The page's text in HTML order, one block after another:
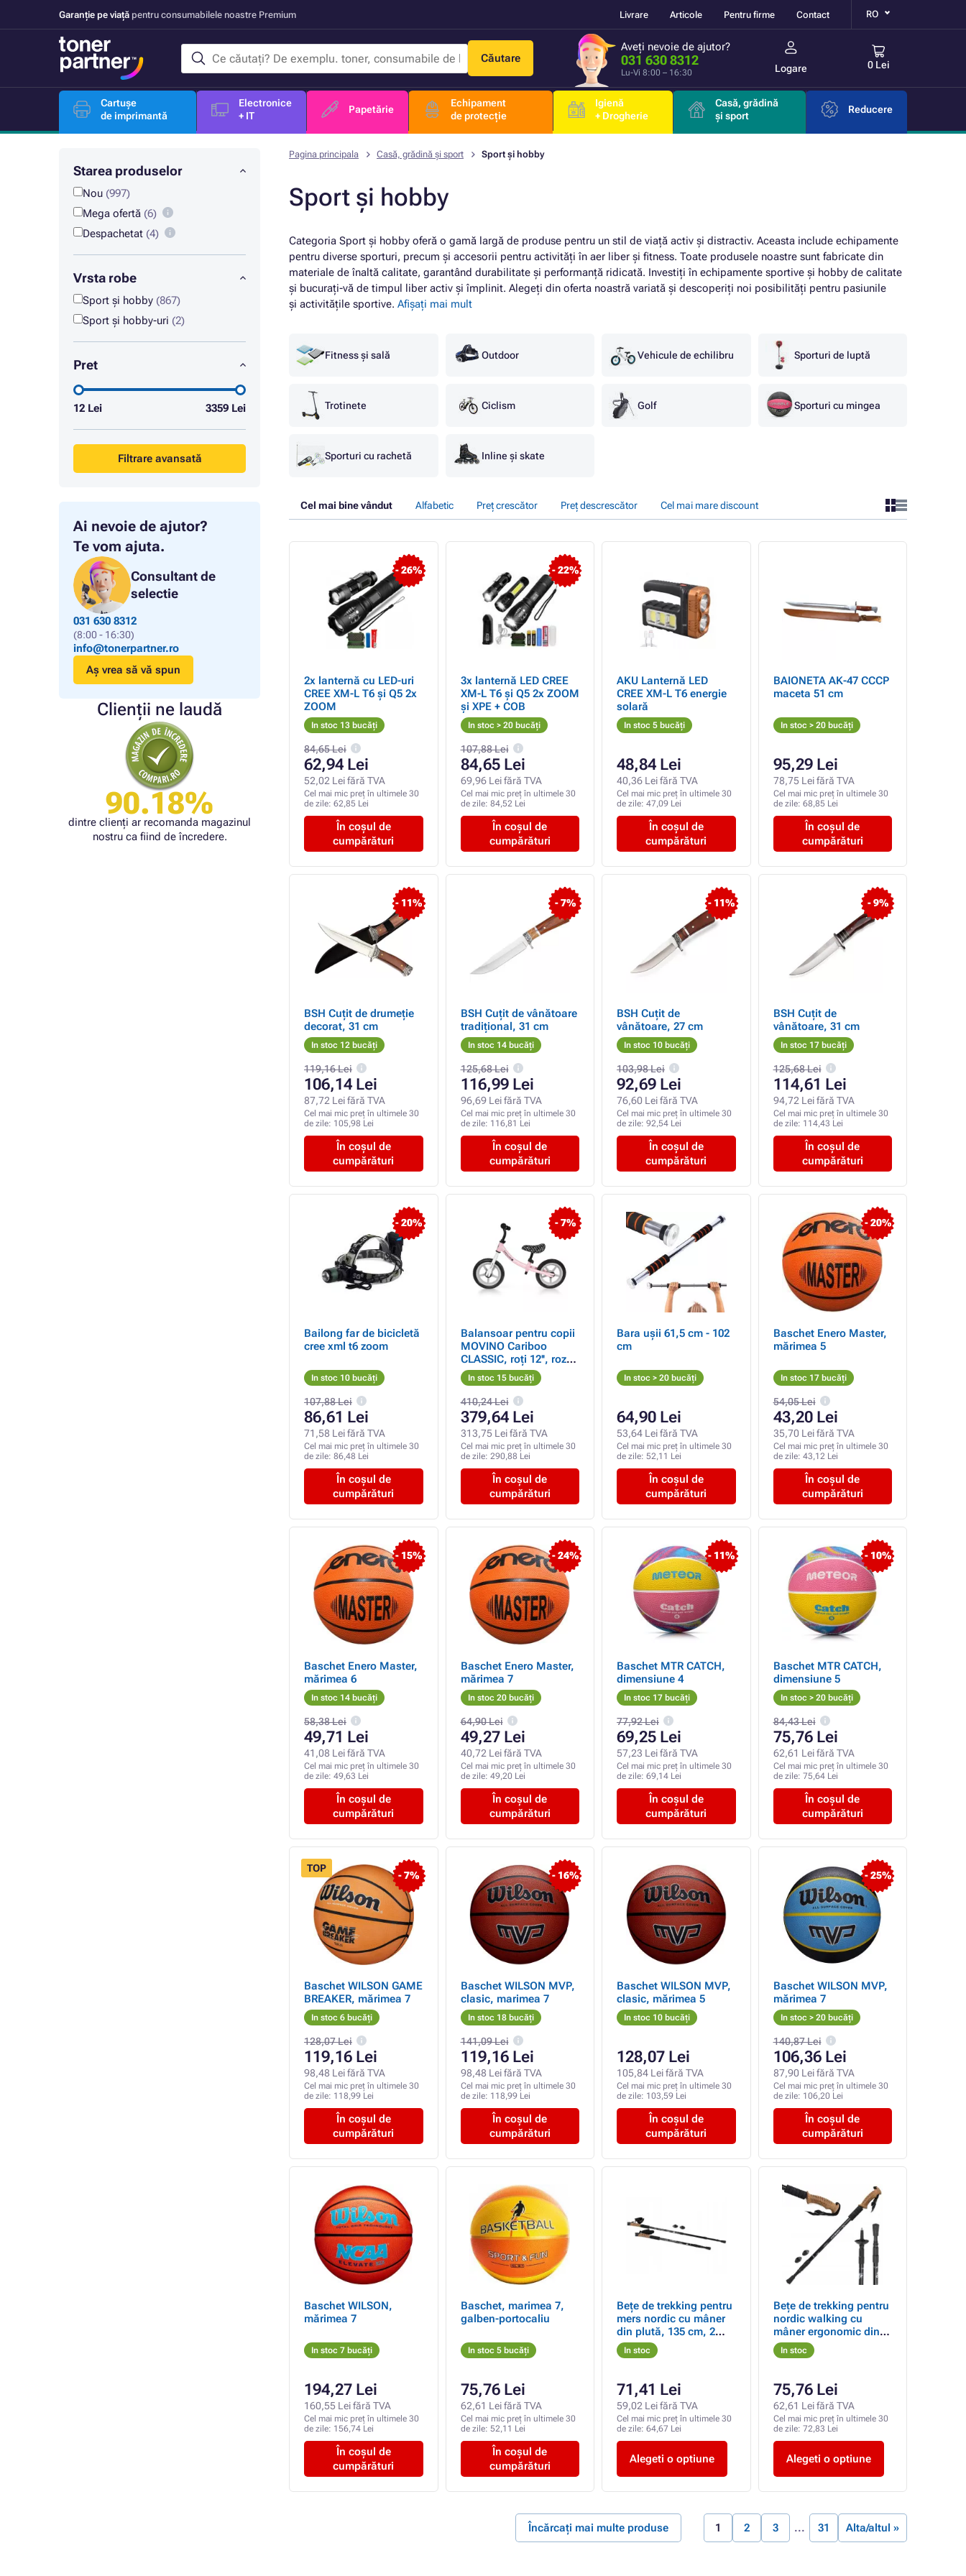
Garanție pe viață pentru consumabilele noastre Premium Livrare Articole Pentru firme Contact RO
Căutare
Aveți nevoie de ajutor?
031 630 8312
Lu-Vi 8:00 – 16:30 Logare 0 Lei
Cartușe
de imprimantă
Electronice
+ IT
Papetărie
Echipament
de protecție
Igienă
+ Drogherie
Casă, grădină
și sport
Reducere
Starea produselor
Nou (997)
Mega ofertă (6)
Despachetat (4)
Vrsta robe
Sport și hobby (867)
Sport și hobby-uri (2)
Pret
12 Lei 3359 Lei
Filtrare avansată
Ai nevoie de ajutor?
Te vom ajuta.
Consultant de
selectie
031 630 8312
(8:00 - 16:30)
info@tonerpartner.ro
Aș vrea să vă spun
Clienții ne laudă
90.18%
dintre clienți ar recomanda magazinul
nostru ca fiind de încredere.
Pagina principala Casă, grădină și sport Sport și hobby
Sport și hobby
Categoria Sport și hobby oferă o gamă largă de produse pentru un stil de viață activ și distractiv. Aceasta include echipamente
pentru diverse sporturi, precum și accesorii pentru activități în aer liber și fitness. Toate produsele noastre sunt fabricate din
materiale de înaltă calitate, garantând durabilitate și performanță ridicată. Investiți în echipamente sportive și hobby de calitate
și bucurați-vă de timpul liber activ și împlinit. Alegeți din oferta noastră variată și descoperiți noi posibilități pentru pasiunile
și activitățile sportive. Afișați mai mult
Fitness și sală Outdoor Vehicule de echilibru Sporturi de luptă
Trotinete Ciclism Golf Sporturi cu mingea
Sporturi cu rachetă Inline și skate
Cel mai bine vândut Alfabetic Preț crescător Preț descrescător Cel mai mare discount
- 26%
2x lanternă cu LED-uri
CREE XM-L T6 și Q5 2x
ZOOM
In stoc 13 bucăți
84,65 Lei
62,94 Lei
52,02 Lei fără TVA
Cel mai mic preț în ultimele 30
de zile: 62,85 Lei
În coșul de
cumpărături
- 22%
3x lanternă LED CREE
XM-L T6 și Q5 2x ZOOM
și XPE + COB
In stoc > 20 bucăți
107,88 Lei
84,65 Lei
69,96 Lei fără TVA
Cel mai mic preț în ultimele 30
de zile: 84,52 Lei
În coșul de
cumpărături
AKU Lanternă LED
CREE XM-L T6 energie
solară
In stoc 5 bucăți
48,84 Lei
40,36 Lei fără TVA
Cel mai mic preț în ultimele 30
de zile: 47,09 Lei
În coșul de
cumpărături
BAIONETA AK-47 CCCP
maceta 51 cm
In stoc > 20 bucăți
95,29 Lei
78,75 Lei fără TVA
Cel mai mic preț în ultimele 30
de zile: 68,85 Lei
În coșul de
cumpărături
- 11%
BSH Cuțit de drumeție
decorat, 31 cm
In stoc 12 bucăți
119,16 Lei
106,14 Lei
87,72 Lei fără TVA
Cel mai mic preț în ultimele 30
de zile: 105,98 Lei
În coșul de
cumpărături
- 7%
BSH Cuțit de vânătoare
tradițional, 31 cm
In stoc 14 bucăți
125,68 Lei
116,99 Lei
96,69 Lei fără TVA
Cel mai mic preț în ultimele 30
de zile: 116,81 Lei
În coșul de
cumpărături
- 11%
BSH Cuțit de
vânătoare, 27 cm
In stoc 10 bucăți
103,98 Lei
92,69 Lei
76,60 Lei fără TVA
Cel mai mic preț în ultimele 30
de zile: 92,54 Lei
În coșul de
cumpărături
- 9%
BSH Cuțit de
vânătoare, 31 cm
In stoc 17 bucăți
125,68 Lei
114,61 Lei
94,72 Lei fără TVA
Cel mai mic preț în ultimele 30
de zile: 114,43 Lei
În coșul de
cumpărături
- 20%
Bailong far de bicicletă
cree xml t6 zoom
In stoc 10 bucăți
107,88 Lei
86,61 Lei
71,58 Lei fără TVA
Cel mai mic preț în ultimele 30
de zile: 86,48 Lei
În coșul de
cumpărături
- 7%
Balansoar pentru copii
MOVINO Cariboo
CLASSIC, roți 12'', roz-
griIn stoc 15 bucăți
410,24 Lei
379,64 Lei
313,75 Lei fără TVA
Cel mai mic preț în ultimele 30
de zile: 290,88 Lei
În coșul de
cumpărături
Bara ușii 61,5 cm - 102
cm
In stoc > 20 bucăți
64,90 Lei
53,64 Lei fără TVA
Cel mai mic preț în ultimele 30
de zile: 52,11 Lei
În coșul de
cumpărături
- 20%
Baschet Enero Master,
mărimea 5
In stoc 17 bucăți
54,05 Lei
43,20 Lei
35,70 Lei fără TVA
Cel mai mic preț în ultimele 30
de zile: 43,12 Lei
În coșul de
cumpărături
- 15%
Baschet Enero Master,
mărimea 6
In stoc 14 bucăți
58,38 Lei
49,71 Lei
41,08 Lei fără TVA
Cel mai mic preț în ultimele 30
de zile: 49,63 Lei
În coșul de
cumpărături
- 24%
Baschet Enero Master,
mărimea 7
In stoc 20 bucăți
64,90 Lei
49,27 Lei
40,72 Lei fără TVA
Cel mai mic preț în ultimele 30
de zile: 49,20 Lei
În coșul de
cumpărături
- 11%
Baschet MTR CATCH,
dimensiune 4
In stoc 17 bucăți
77,92 Lei
69,25 Lei
57,23 Lei fără TVA
Cel mai mic preț în ultimele 30
de zile: 69,14 Lei
În coșul de
cumpărături
- 10%
Baschet MTR CATCH,
dimensiune 5
In stoc > 20 bucăți
84,43 Lei
75,76 Lei
62,61 Lei fără TVA
Cel mai mic preț în ultimele 30
de zile: 75,64 Lei
În coșul de
cumpărături
- 7%
TOP
Baschet WILSON GAME
BREAKER, mărimea 7
In stoc 6 bucăți
128,07 Lei
119,16 Lei
98,48 Lei fără TVA
Cel mai mic preț în ultimele 30
de zile: 118,99 Lei
În coșul de
cumpărături
- 16%
Baschet WILSON MVP,
clasic, marimea 7
In stoc 18 bucăți
141,09 Lei
119,16 Lei
98,48 Lei fără TVA
Cel mai mic preț în ultimele 30
de zile: 118,99 Lei
În coșul de
cumpărături
Baschet WILSON MVP,
clasic, mărimea 5
In stoc 10 bucăți
128,07 Lei
105,84 Lei fără TVA
Cel mai mic preț în ultimele 30
de zile: 103,59 Lei
În coșul de
cumpărături
- 25%
Baschet WILSON MVP,
mărimea 7
In stoc > 20 bucăți
140,87 Lei
106,36 Lei
87,90 Lei fără TVA
Cel mai mic preț în ultimele 30
de zile: 106,20 Lei
În coșul de
cumpărături
Baschet WILSON,
mărimea 7
In stoc 7 bucăți
194,27 Lei
160,55 Lei fără TVA
Cel mai mic preț în ultimele 30
de zile: 156,74 Lei
În coșul de
cumpărături
Baschet, marimea 7,
galben-portocaliu
In stoc 5 bucăți
75,76 Lei
62,61 Lei fără TVA
Cel mai mic preț în ultimele 30
de zile: 52,11 Lei
În coșul de
cumpărături
Bețe de trekking pentru
mers nordic cu mâner
din plută, 135 cm, 2
buc.
In stoc
71,41 Lei
59,02 Lei fără TVA
Cel mai mic preț în ultimele 30
de zile: 64,67 Lei
Alegeti o optiune
Bețe de trekking pentru
nordic walking cu
mâner ergonomic din
plută, 135 cm, 2 buc.
In stoc
75,76 Lei
62,61 Lei fără TVA
Cel mai mic preț în ultimele 30
de zile: 72,83 Lei
Alegeti o optiune
Încărcați mai multe produse 1 2 3 31 Alta/altul »